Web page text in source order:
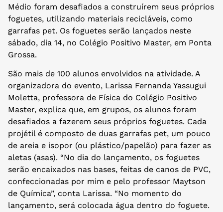
Médio foram desafiados a construírem seus próprios
foguetes, utilizando materiais recicláveis, como
garrafas pet. Os foguetes serão lançados neste
sábado, dia 14, no Colégio Positivo Master, em Ponta
Grossa.
São mais de 100 alunos envolvidos na atividade. A
organizadora do evento, Larissa Fernanda Yassugui
Moletta, professora de Física do Colégio Positivo
Master, explica que, em grupos, os alunos foram
desafiados a fazerem seus próprios foguetes. Cada
projétil é composto de duas garrafas pet, um pouco
de areia e isopor (ou plástico/papelão) para fazer as
aletas (asas). “No dia do lançamento, os foguetes
serão encaixados nas bases, feitas de canos de PVC,
confeccionadas por mim e pelo professor Maytson
de Química”, conta Larissa. “No momento do
lançamento, será colocada água dentro do foguete.